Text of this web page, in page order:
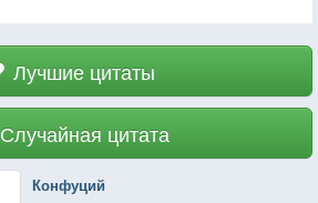
Лучшие цитаты
Случайная цитата
Конфуций